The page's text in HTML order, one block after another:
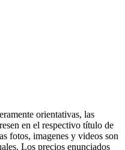
orientativas, las
en el respectivo título de
fotos, imagenes y videos son
Los precios enunciados